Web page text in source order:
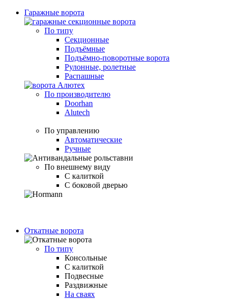
Гаражные ворота
По типу
Секционные
Подъёмные
Подъёмно-поворотные ворота
Рулонные, ролетные
Распашные
По производителю
Doorhan
Alutech
По управлению
Автоматические
Ручные
По внешнему виду
С калиткой
С боковой дверью
Откатные ворота
По типу
Консольные
С калиткой
Подвесные
Раздвижные
На сваях